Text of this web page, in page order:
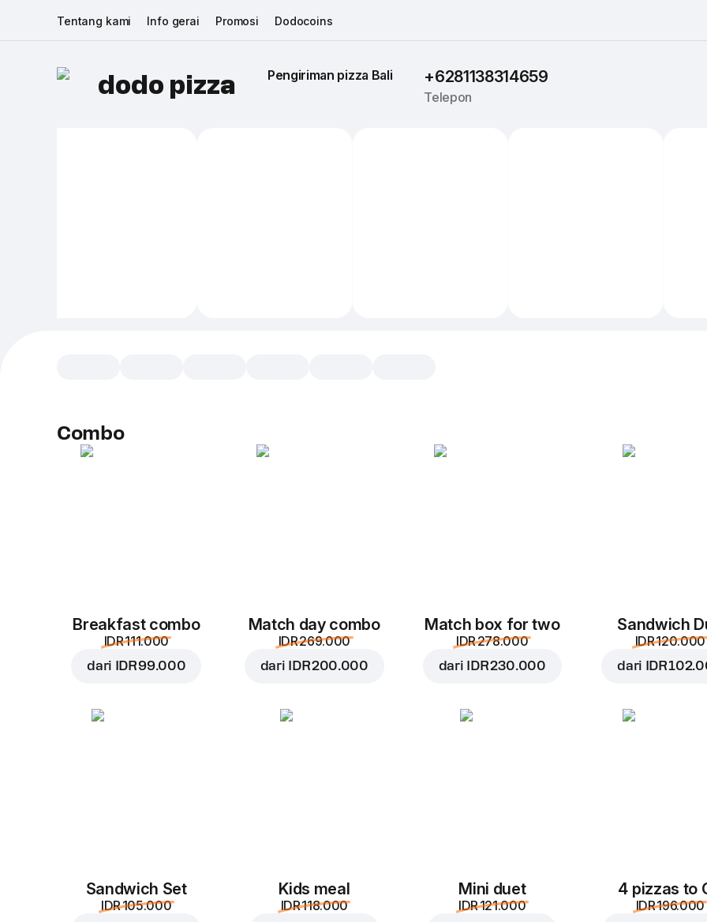
Tentang kami Info gerai Promosi Dodocoins
dodo pizza Pengiriman pizza Bali +6281138314659
Telepon
Combo
Breakfast combo
IDR 111.000
dari IDR 99.000
Match day combo
IDR 269.000
dari IDR 200.000
Match box for two
IDR 278.000
dari IDR 230.000
Sandwich
IDR 120.000
dari IDR
Sandwich Set
IDR 105.000
Kids meal
IDR 118.000
Mini duet
IDR 121.000
4 pizzas to
IDR 196.000